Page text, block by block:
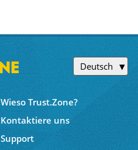
Deutsch
Wieso Trust.Zone?
Kontaktiere uns
Support